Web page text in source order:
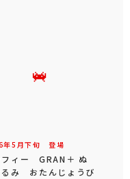
年5 月下旬 登場
フィー GRAN＋ ぬ
るみ おたんじょうび